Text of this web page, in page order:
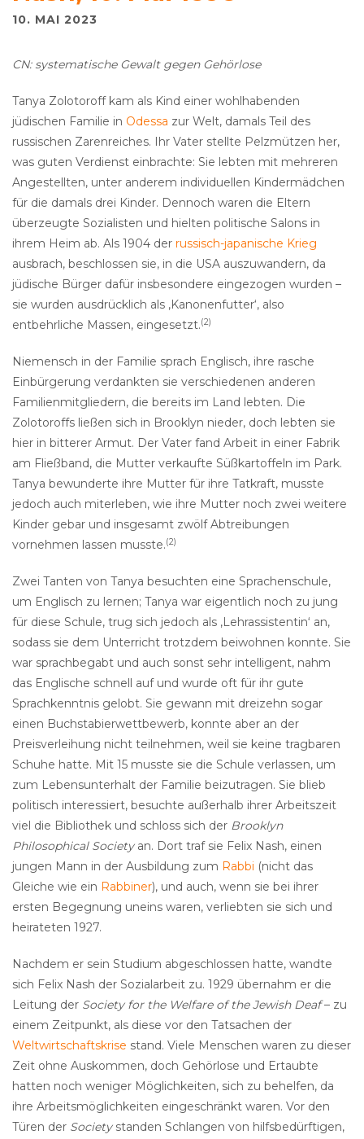
10. MAI 2023
CN: systematische Gewalt gegen Gehörlose
Tanya Zolotoroff kam als Kind einer wohlhabenden
jüdischen Familie in Odessa zur Welt, damals Teil des
russischen Zarenreiches. Ihr Vater stellte Pelzmützen her,
was guten Verdienst einbrachte: Sie lebten mit mehreren
Angestellten, unter anderem individuellen Kindermädchen
für die damals drei Kinder. Dennoch waren die Eltern
überzeugte Sozialisten und hielten politische Salons in
ihrem Heim ab. Als 1904 der russisch-japanische Krieg
ausbrach, beschlossen sie, in die USA auszuwandern, da
jüdische Bürger dafür insbesondere eingezogen wurden –
sie wurden ausdrücklich als ‚Kanonenfutter‘, also
entbehrliche Massen, eingesetzt.(2)
Niemensch in der Familie sprach Englisch, ihre rasche
Einbürgerung verdankten sie verschiedenen anderen
Familienmitgliedern, die bereits im Land lebten. Die
Zolotoroffs ließen sich in Brooklyn nieder, doch lebten sie
hier in bitterer Armut. Der Vater fand Arbeit in einer Fabrik
am Fließband, die Mutter verkaufte Süßkartoffeln im Park.
Tanya bewunderte ihre Mutter für ihre Tatkraft, musste
jedoch auch miterleben, wie ihre Mutter noch zwei weitere
Kinder gebar und insgesamt zwölf Abtreibungen
vornehmen lassen musste.(2)
Zwei Tanten von Tanya besuchten eine Sprachenschule,
um Englisch zu lernen; Tanya war eigentlich noch zu jung
für diese Schule, trug sich jedoch als ‚Lehrassistentin‘ an,
sodass sie dem Unterricht trotzdem beiwohnen konnte. Sie
war sprachbegabt und auch sonst sehr intelligent, nahm
das Englische schnell auf und wurde oft für ihr gute
Sprachkenntnis gelobt. Sie gewann mit dreizehn sogar
einen Buchstabierwettbewerb, konnte aber an der
Preisverleihung nicht teilnehmen, weil sie keine tragbaren
Schuhe hatte. Mit 15 musste sie die Schule verlassen, um
zum Lebensunterhalt der Familie beizutragen. Sie blieb
politisch interessiert, besuchte außerhalb ihrer Arbeitszeit
viel die Bibliothek und schloss sich der Brooklyn
Philosophical Societyan. Dort traf sie Felix Nash, einen
jungen Mann in der Ausbildung zum Rabbi (nicht das
Gleiche wie ein Rabbiner), und auch, wenn sie bei ihrer
ersten Begegnung uneins waren, verliebten sie sich und
heirateten 1927.
Nachdem er sein Studium abgeschlossen hatte, wandte
sich Felix Nash der Sozialarbeit zu. 1929 übernahm er die
Leitung der Society for the Welfare of the Jewish Deaf– zu
einem Zeitpunkt, als diese vor den Tatsachen der
Weltwirtschaftskrise stand. Viele Menschen waren zu dieser
Zeit ohne Auskommen, doch Gehörlose und Ertaubte
hatten noch weniger Möglichkeiten, sich zu behelfen, da
ihre Arbeitsmöglichkeiten eingeschränkt waren. Vor den
Türen der Societystanden Schlangen von hilfsbedürftigen,